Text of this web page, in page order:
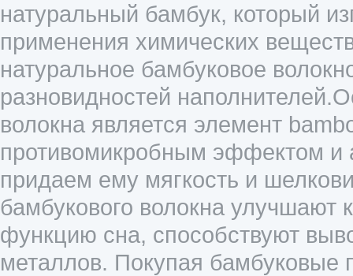
натуральный бамбук, который
применения химических
натуральное бамбуковое
разновидностей
волокна является элемент
противомикробным эффектом и
придаем ему мягкость и
бамбукового волокна
функцию сна, способствуют
металлов. Покупая